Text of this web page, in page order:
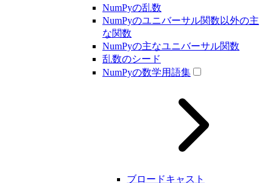
NumPyの乱数
NumPyのユニバーサル関数以外の主
な関数
NumPyの主なユニバーサル関数
乱数のシード
NumPyの数学用語集
ブロードキャスト